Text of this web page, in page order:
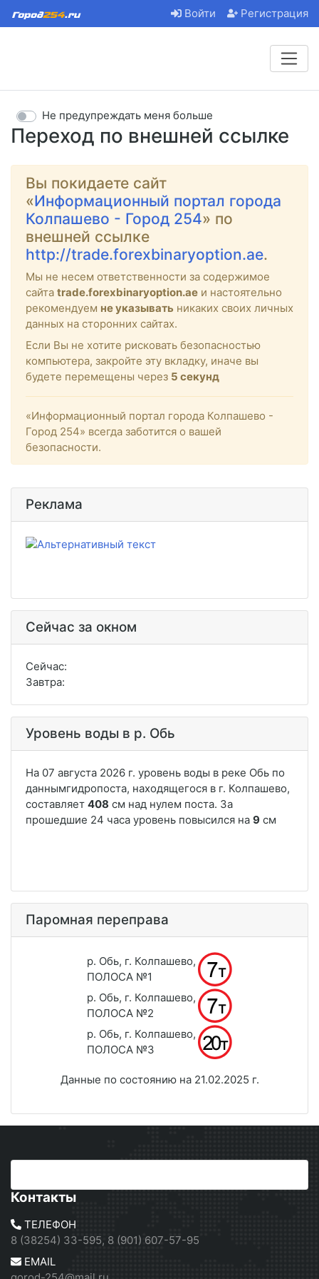
Войти Регистрация
Переход по внешней ссылке
Не предупреждать меня больше
Вы покидаете сайт
«Информационный портал города
Колпашево - Город 254» по
внешней ссылке
http://trade.forexbinaryoption.ae.
Мы не несем ответственности за содержимое
сайта trade.forexbinaryoption.ae и настоятельно
рекомендуем не указывать никаких своих личных
данных на сторонних сайтах.
Если Вы не хотите рисковать безопасностью
компьютера, закройте эту вкладку, иначе вы
будете перемещены через 5 секунд
«Информационный портал города Колпашево -
Город 254» всегда заботится о вашей
безопасности.
Реклама
Сейчас за окном
Сейчас:
Завтра:
Уровень воды в р. Обь
Паромная переправа
р. Обь, г. Колпашево,
ПОЛОСА №1
р. Обь, г. Колпашево,
ПОЛОСА №2
р. Обь, г. Колпашево,
ПОЛОСА №3
Данные по состоянию на 21.02.2025 г.
Контакты
ТЕЛЕФОН
8 (38254) 33-595, 8 (901) 607-57-95
EMAIL